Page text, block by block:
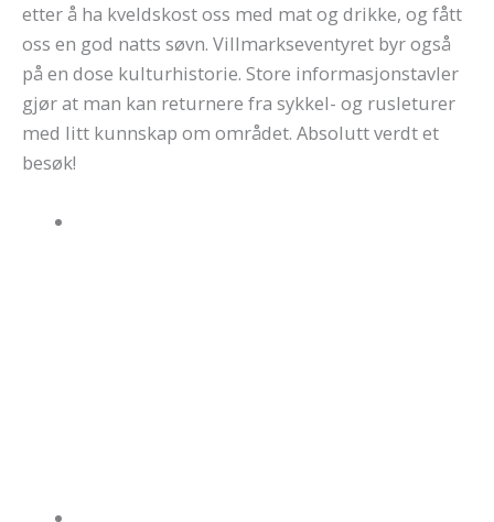
etter å ha kveldskost oss med mat og drikke, og fått
oss en god natts søvn. Villmarkseventyret byr også
på en dose kulturhistorie. Store informasjonstavler
gjør at man kan returnere fra sykkel- og rusleturer
med litt kunnskap om området. Absolutt verdt et
besøk!